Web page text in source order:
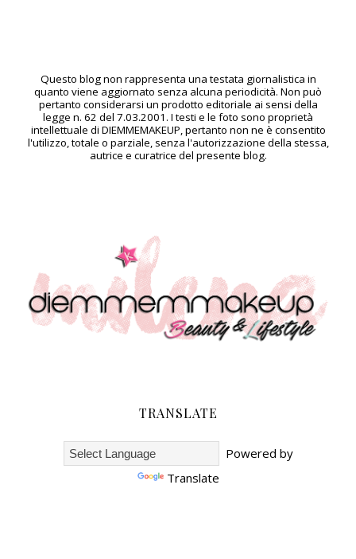
Questo blog non rappresenta una testata giornalistica in
quanto viene aggiornato senza alcuna periodicità. Non può
pertanto considerarsi un prodotto editoriale ai sensi della
legge n. 62 del 7.03.2001. I testi e le foto sono proprietà
intellettuale di DIEMMEMAKEUP, pertanto non ne è consentito
l'utilizzo, totale o parziale, senza l'autorizzazione della stessa,
autrice e curatrice del presente blog.
TRANSLATE
Powered by
Translate